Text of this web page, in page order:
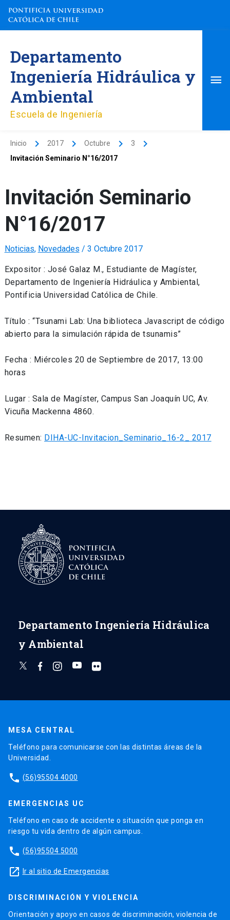
contenido
Departamento
Ingeniería Hidráulica y
Ambiental
Escuela de Ingeniería
Inicio 2017 Octubre
3
Invitación Seminario N°16/2017
Invitación Seminario
N°16/2017
Noticias, Novedades / 3 Octubre 2017
Expositor : José Galaz M., Estudiante de Magíster,
Departamento de Ingeniería Hidráulica y Ambiental,
Pontificia Universidad Católica de Chile.
Título : “Tsunami Lab: Una biblioteca Javascript de código
abierto para la simulación rápida de tsunamis”
Fecha : Miércoles 20 de Septiembre de 2017, 13:00
horas
Lugar : Sala de Magíster, Campus San Joaquín UC, Av.
Vicuña Mackenna 4860.
Resumen: DIHA-UC-Invitacion_Seminario_16-2_ 2017
Departamento Ingeniería Hidráulica
y Ambiental
MESA CENTRAL
Teléfono para comunicarse con las distintas áreas de la
Universidad.
phone (56)95504 4000
EMERGENCIAS UC
Teléfono en caso de accidente o situación que ponga en
riesgo tu vida dentro de algún campus.
phone (56)95504 5000
launch Ir al sitio de Emergencias
DISCRIMINACIÓN Y VIOLENCIA
Orientación y apoyo en casos de discriminación, violencia de